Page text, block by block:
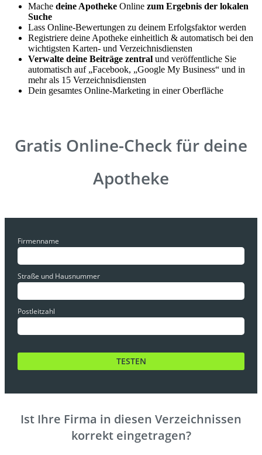
Mache deine Apotheke Online zum Ergebnis der lokalen
Suche
Lass Online-Bewertungen zu deinem Erfolgsfaktor werden
Registriere deine Apotheke einheitlich & automatisch bei den
wichtigsten Karten- und Verzeichnisdiensten
Verwalte deine Beiträge zentral und veröffentliche Sie
automatisch auf „Facebook, „Google My Business“ und in
mehr als 15 Verzeichnisdiensten
Dein gesamtes Online-Marketing in einer Oberfläche
Gratis Online-Check für deine
Apotheke
Firmenname
Straße und Hausnummer
Postleitzahl
Ist Ihre Firma in diesen Verzeichnissen
korrekt eingetragen?